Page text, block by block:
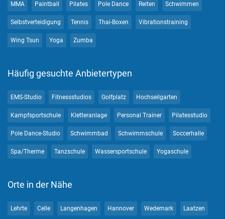
MMA Paintball Pilates Pole Dance Reiten Schwimmen
Selbstverteidigung Tennis Thai-Boxen Vibrationstraining
Wing Tsun Yoga Zumba
Häufig gesuchte Anbietertypen
EMS-Studio Fitnessstudios Golfplatz Hochseilgarten
Kampfsportschule Kletteranlage Personal Trainer Pilatesstudio
Pole Dance-Studio Schwimmbad Schwimmschule Soccerhalle
Spa/Therme Tanzschule Wassersportschule Yogaschule
Orte in der Nähe
Lehrte Celle Langenhagen Hannover Wedemark Laatzen